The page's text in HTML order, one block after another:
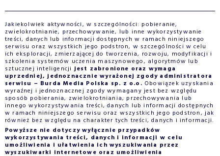
Jakiekolwiek aktywności, w szczególności: pobieranie,
zwielokrotnianie, przechowywanie, lub inne wykorzystywanie
treści, danych lub informacji dostępnych w ramach niniejszego
serwisu oraz wszystkich jego podstron, w szczególności w celu
ich eksploracji, zmierzającej do tworzenia, rozwoju, modyfikacji i
szkolenia systemów uczenia maszynowego, algorytmów lub
sztucznej inteligencjijest zabronione oraz wymaga
uprzedniej, jednoznacznie wyrażonej zgody administratora
serwisu – Burda Media Polska sp. z o.o. Obowiązek uzyskania
wyraźnej i jednoznacznej zgody wymagany jest bez względu
sposób pobierania, zwielokrotniania, przechowywania lub
innego wykorzystywania treści, danych lub informacji dostępnych
w ramach niniejszego serwisu oraz wszystkich jego podstron, jak
również bez względu na charakter tych treści, danych i informacji.
Powyższe nie dotyczy wyłącznie przypadków
wykorzystywania treści, danych i informacji w celu
umożliwienia i ułatwienia ich wyszukiwania przez
wyszukiwarki internetowe oraz umożliwienia